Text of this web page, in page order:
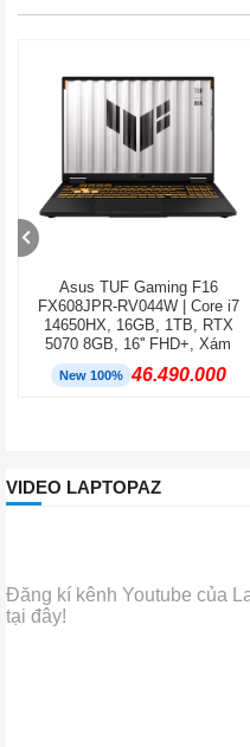
Asus TUF Gaming F16
FX608JPR-RV044W | Core i7
14650HX, 16GB, 1TB, RTX
5070 8GB, 16'' FHD+, Xám
New 100% 46.490.000
VIDEO LAPTOPAZ
Đăng kí kênh Youtube của
tại đây!